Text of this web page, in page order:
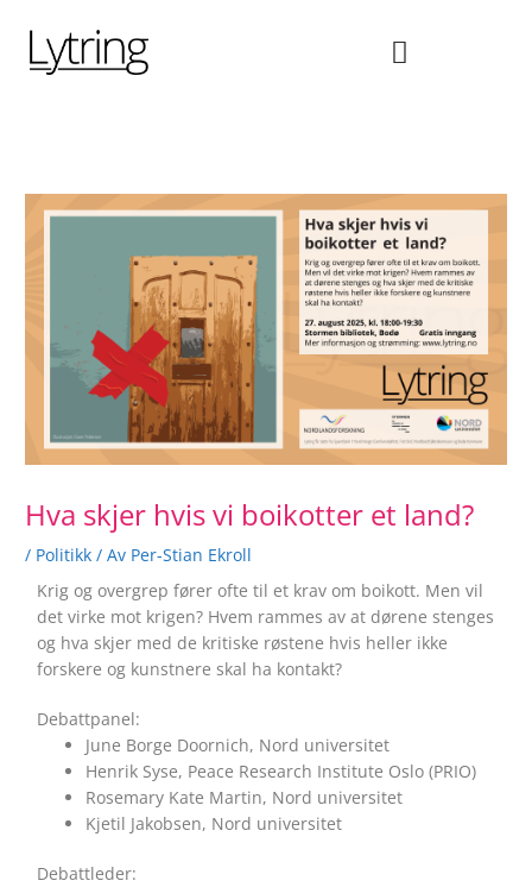
Hva skjer hvis vi boikotter et land?
/ Politikk / Av Per-Stian Ekroll
Krig og overgrep fører ofte til et krav om boikott. Men vil
det virke mot krigen? Hvem rammes av at dørene stenges
og hva skjer med de kritiske røstene hvis heller ikke
forskere og kunstnere skal ha kontakt?
Debattpanel:
June Borge Doornich, Nord universitet
Henrik Syse, Peace Research Institute Oslo (PRIO)
Rosemary Kate Martin, Nord universitet
Kjetil Jakobsen, Nord universitet
Debattleder: